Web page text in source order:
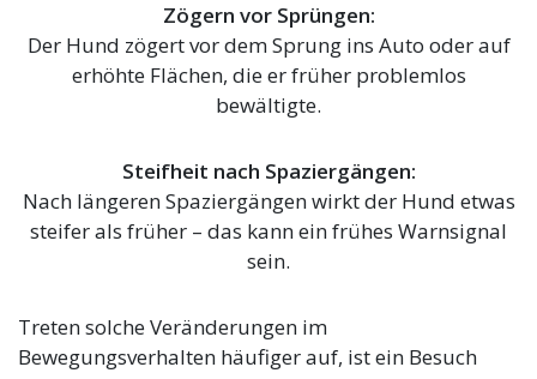
Zögern vor Sprüngen:
Der Hund zögert vor dem Sprung ins Auto oder auf
erhöhte Flächen, die er früher problemlos
bewältigte.
Steifheit nach Spaziergängen:
Nach längeren Spaziergängen wirkt der Hund etwas
steifer als früher – das kann ein frühes Warnsignal
sein.
Treten solche Veränderungen im
Bewegungsverhalten häufiger auf, ist ein Besuch